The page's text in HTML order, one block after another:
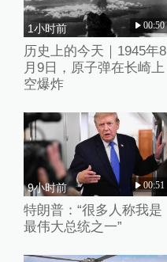
1小时前 00:50
历史上的今天｜1945年8
月9日，原子弹在长崎上
空爆炸
9小时前 00:51
特朗普：“很多人称我是
最伟大总统之一”